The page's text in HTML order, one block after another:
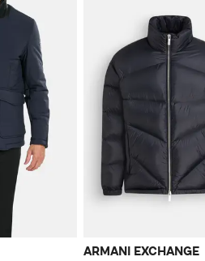
ARMANI EXCHANGE